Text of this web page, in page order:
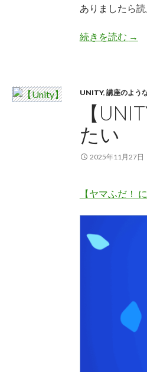
ありましたら読
続きを読む 【
→
UNITY, 講座のよう
【
たい
2025年11月27日
【ヤマふだ！